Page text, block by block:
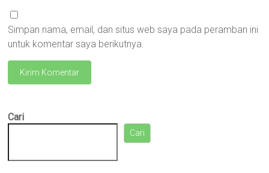
Simpan nama, email, dan situs web saya pada peramban ini
untuk komentar saya berikutnya.
Cari
Cari